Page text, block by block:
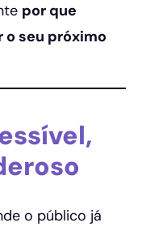
por que
o seu próximo
o público já